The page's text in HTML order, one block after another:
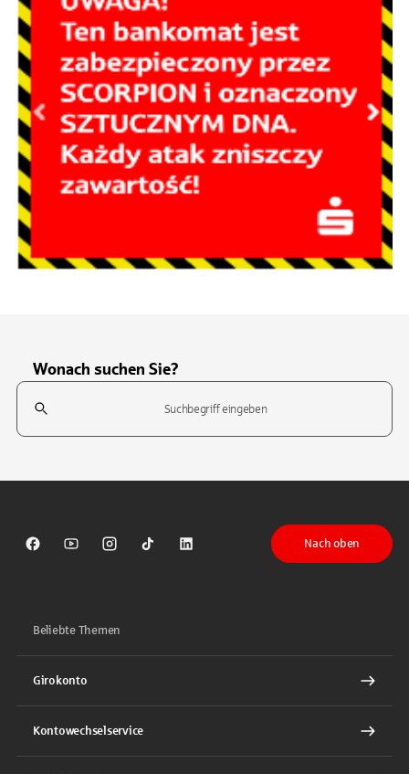
Wonach suchen Sie?
Suchfeld
Sparkasse auf Facebook
Sparkasse auf Youtube
Sparkasse auf Instagram
Sparkasse auf TikTok
Sparkasse auf LinkedIn
Nach oben
Beliebte Themen
Girokonto
Kontowechselservice